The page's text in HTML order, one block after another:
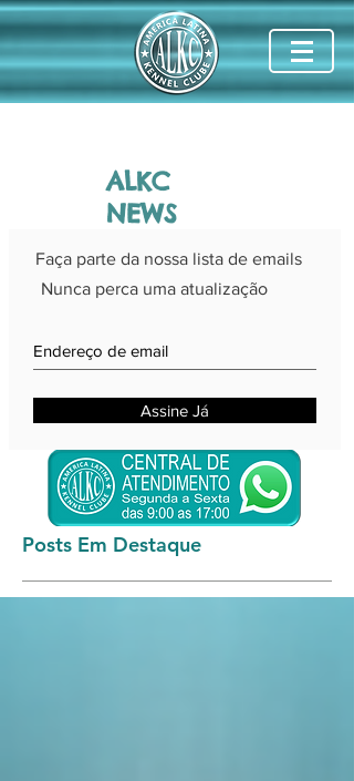
ALKC
NEWS
Faça parte da nossa lista de emails
Nunca perca uma atualização
Assine Já
Posts Em Destaque